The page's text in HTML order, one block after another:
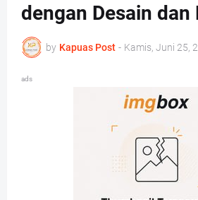
dengan Desain dan
by Kapuas Post - Kamis, Juni 25,
ads